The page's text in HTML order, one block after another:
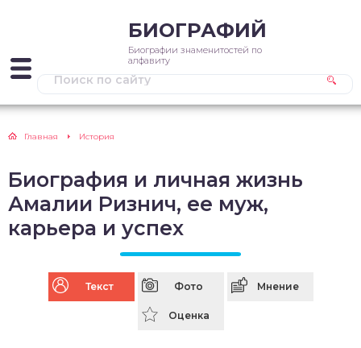
БИОГРАФИЙ
Биографии знаменитостей по
алфавиту
Главная История
Биография и личная жизнь
Амалии Ризнич, ее муж,
карьера и успех
Текст Фото Мнение
Оценка